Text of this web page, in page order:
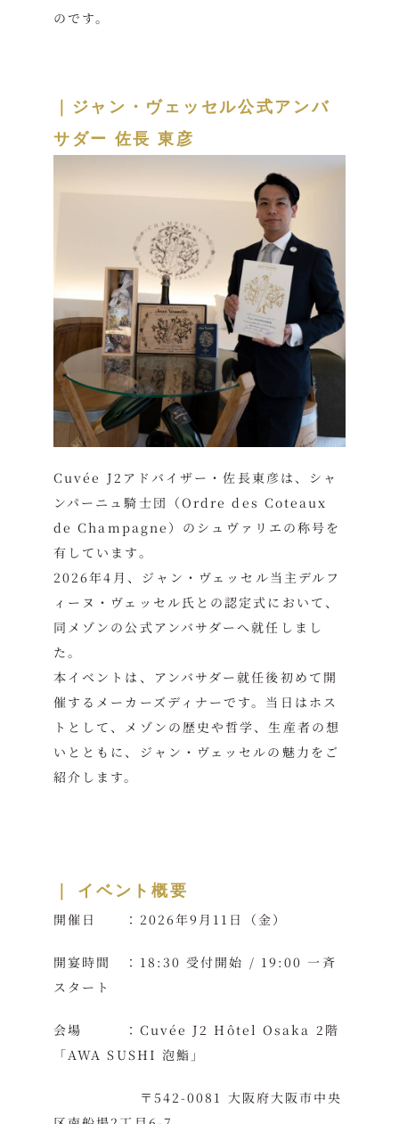
のです。
｜ ジャン・ヴェッセル公式アンバ
サダー 佐長 東彦
Cuvée J2アドバイザー・佐長東彦は、シャ
ンパーニュ騎士団（Ordre des Coteaux
de Champagne）のシュヴァリエの称号を
有しています。
2026年4月、ジャン・ヴェッセル当主デルフ
ィーヌ・ヴェッセル氏との認定式において、
同メゾンの公式アンバサダーへ就任しまし
た。
本イベントは、アンバサダー就任後初めて開
催するメーカーズディナーです。当日はホス
トとして、メゾンの歴史や哲学、生産者の想
いとともに、ジャン・ヴェッセルの魅力をご
紹介します。
｜ イベント概要
開催日 ：2026年9月11日（金）
開宴時間 ：18:30 受付開始 / 19:00 一斉
スタート
会場 ：Cuvée J2 Hôtel Osaka 2階
「AWA SUSHI 泡鮨」
〒542-0081 大阪府大阪市中央